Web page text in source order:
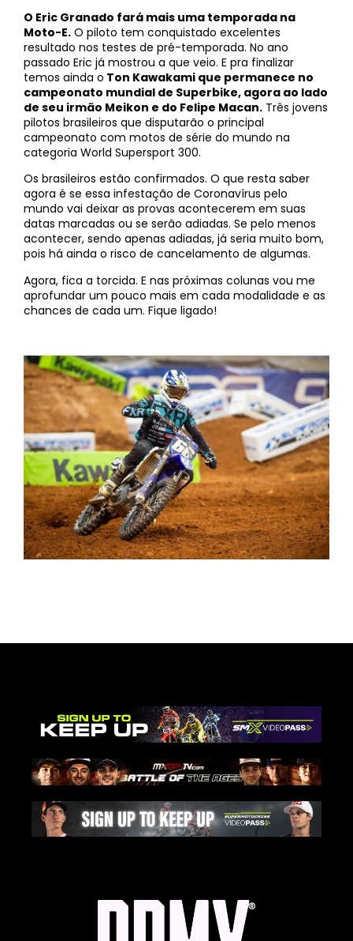
O Eric Granado fará mais uma temporada na
Moto-E. O piloto tem conquistado excelentes
resultado nos testes de pré-temporada. No ano
passado Eric já mostrou a que veio. E pra finalizar
temos ainda o Ton Kawakami que permanece no
campeonato mundial de Superbike, agora ao lado
de seu irmão Meikon e do Felipe Macan. Três jovens
pilotos brasileiros que disputarão o principal
campeonato com motos de série do mundo na
categoria World Supersport 300.
Os brasileiros estão confirmados. O que resta saber
agora é se essa infestação de Coronavírus pelo
mundo vai deixar as provas acontecerem em suas
datas marcadas ou se serão adiadas. Se pelo menos
acontecer, sendo apenas adiadas, já seria muito bom,
pois há ainda o risco de cancelamento de algumas.
Agora, fica a torcida. E nas próximas colunas vou me
aprofundar um pouco mais em cada modalidade e as
chances de cada um. Fique ligado!